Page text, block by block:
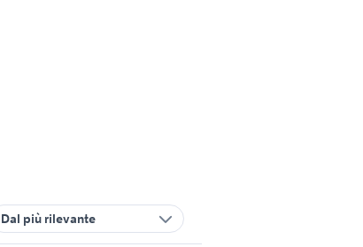
Dal più rilevante